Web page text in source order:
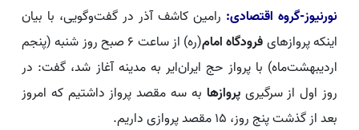
نورنیوز-گروه اقتصادی: رامین کاشف آذر در گفت‌وگویی، با بیان
اینکه پروازهایفرودگاه امام
(ره) از ساعت ۶ صبح روز شنبه (پنجم
اردیبهشت‌ماه) با پرواز حج ایران‌ایر به مدینه آغاز شد، گفت: در
روز اول از سرگیریپروازها به سه مقصد پرواز داشتیم که امروز
بعد از گذشت پنج روز، ۱۵ مقصد پروازی داریم.